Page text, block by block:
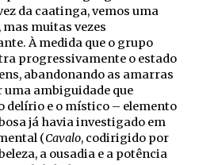
da caatinga, vemos uma
muitas vezes
À medida que o grupo
progressivamente o estado
abandonando as amarras
ambiguidade que
e o místico – elemento
já havia investigado em
(Cavalo, codirigido por
a ousadia e a potência